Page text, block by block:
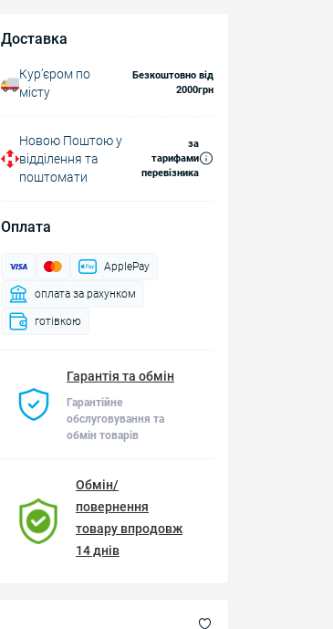
Доставка
Курʼєром по
місту
Безкоштовно від
2000грн
Новою Поштою у
відділення та
поштомати
за
тарифами
перевізника
Оплата
ApplePay
оплата за рахунком
готівкою
Гарантія та обмін
Гарантійне
обслуговування та
обмін товарів
Обмін/
повернення
товару впродовж
14 днів